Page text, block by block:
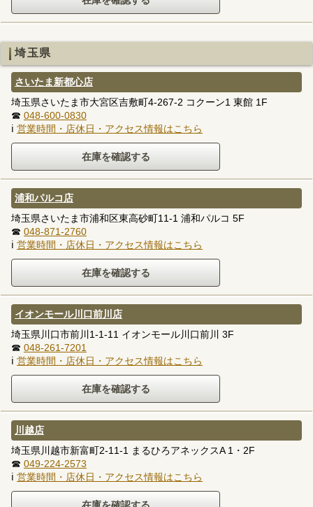
埼玉県
さいたま新都心店
埼玉県さいたま市大宮区吉敷町4-267-2 コクーン1 東館 1F
☎ 048-600-0830
ℹ 営業時間・店休日・アクセス情報はこちら
浦和パルコ店
埼玉県さいたま市浦和区東高砂町11-1 浦和パルコ 5F
☎ 048-871-2760
ℹ 営業時間・店休日・アクセス情報はこちら
イオンモール川口前川店
埼玉県川口市前川1-1-11 イオンモール川口前川 3F
☎ 048-261-7201
ℹ 営業時間・店休日・アクセス情報はこちら
川越店
埼玉県川越市新富町2-11-1 まるひろアネックスA 1・2F
☎ 049-224-2573
ℹ 営業時間・店休日・アクセス情報はこちら